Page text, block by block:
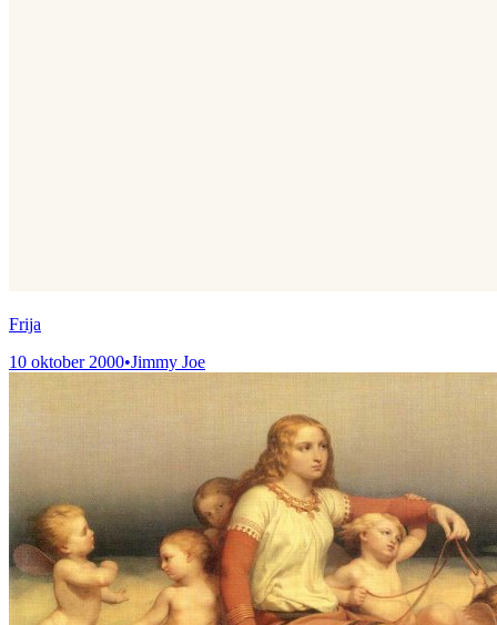
Frija
10 oktober 2000•Jimmy Joe